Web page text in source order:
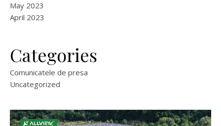
May 2023
April 2023
Categories
Comunicatele de presa
Uncategorized